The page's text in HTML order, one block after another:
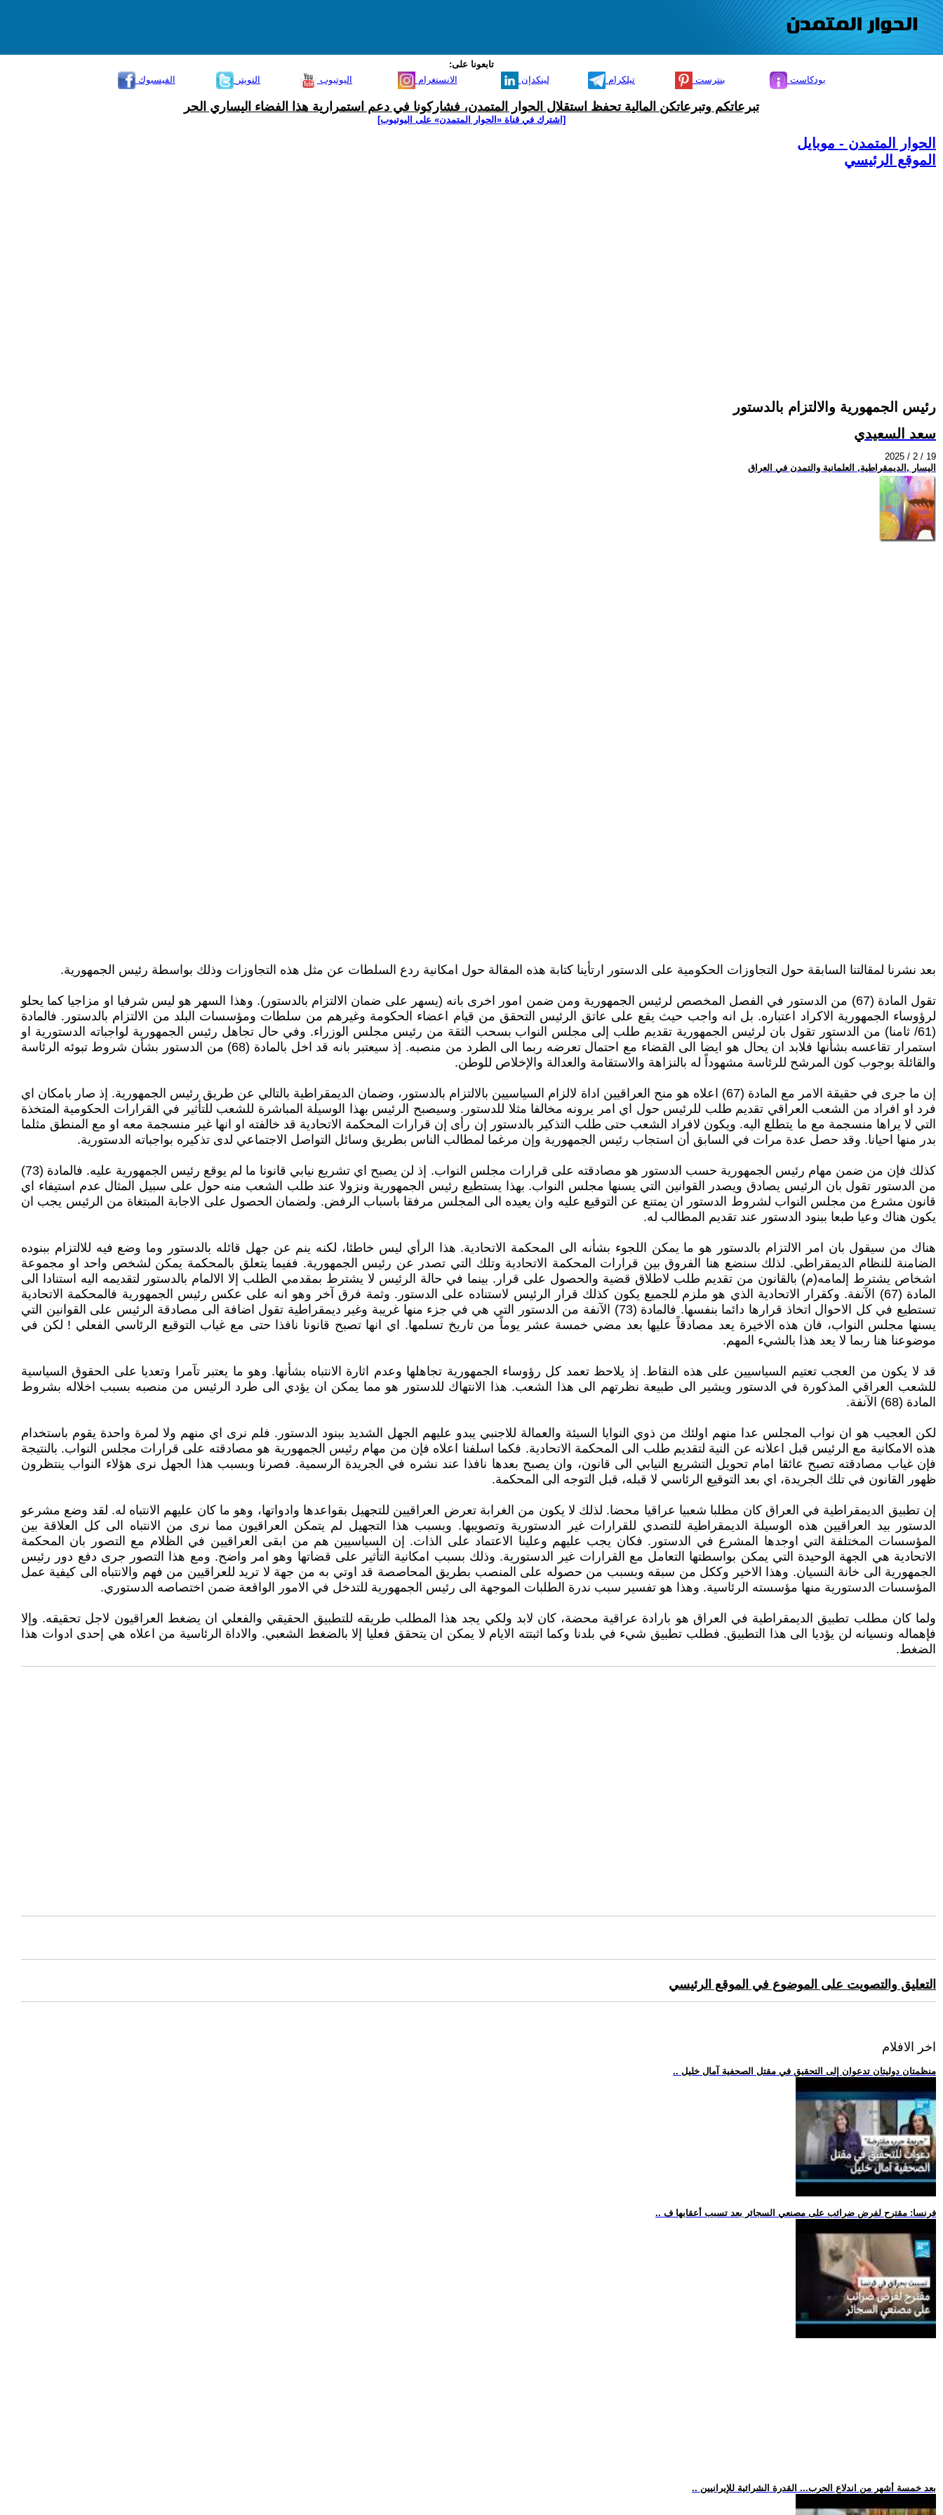
تابعونا على:
الفيسبوك
التويتر اليوتيوب الانستغرام لينكدإن تيلكرام بنترست بودكاست
تبرعاتكم وتبرعاتكن المالية تحفظ استقلال الحوار المتمدن، فشاركونا في دعم استمرارية هذا الفضاء اليساري الحر
[اشترك في قناة ‫«الحوار المتمدن» على اليوتيوب]
الحوار المتمدن - موبايل
الموقع الرئيسي
رئيس الجمهورية والالتزام بالدستور
سعد السعيدي
2025 / 2 / 19
اليسار ,الديمقراطية, العلمانية والتمدن في العراق
بعد نشرنا لمقالتنا السابقة حول التجاوزات الحكومية على الدستور ارتأينا كتابة هذه المقالة حول امكانية ردع السلطات عن مثل هذه التجاوزات وذلك بواسطة رئيس الجمهورية.
تقول المادة (67) من الدستور في الفصل المخصص لرئيس الجمهورية ومن ضمن امور اخرى بانه (يسهر على ضمان الالتزام بالدستور). وهذا السهر هو ليس شرفيا او مزاجيا كما يحلو
لرؤوساء الجمهورية الاكراد اعتباره. بل انه واجب حيث يقع على عاتق الرئيس التحقق من قيام اعضاء الحكومة وغيرهم من سلطات ومؤسسات البلد من الالتزام بالدستور. فالمادة
(61/ ثامنا) من الدستور تقول بان لرئيس الجمهورية تقديم طلب إلى مجلس النواب بسحب الثقة من رئيس مجلس الوزراء. وفي حال تجاهل رئيس الجمهورية لواجباته الدستورية او
استمرار تقاعسه بشأنها فلابد ان يحال هو ايضا الى القضاء مع احتمال تعرضه ربما الى الطرد من منصبه. إذ سيعتبر بانه قد اخل بالمادة (68) من الدستور بشأن شروط تبوئه الرئاسة
والقائلة بوجوب كون المرشح للرئاسة مشهوداً له بالنزاهة والاستقامة والعدالة والإخلاص للوطن.
إن ما جرى في حقيقة الامر مع المادة (67) اعلاه هو منح العراقيين اداة لالزام السياسيين بالالتزام بالدستور، وضمان الديمقراطية بالتالي عن طريق رئيس الجمهورية. إذ صار بامكان اي
فرد او افراد من الشعب العراقي تقديم طلب للرئيس حول اي امر يرونه مخالفا مثلا للدستور. وسيصبح الرئيس بهذا الوسيلة المباشرة للشعب للتأثير في القرارات الحكومية المتخذة
التي لا يراها منسجمة مع ما يتطلع اليه. ويكون لافراد الشعب حتى طلب التذكير بالدستور إن رأى إن قرارات المحكمة الاتحادية قد خالفته او انها غير منسجمة معه او مع المنطق مثلما
بدر منها احيانا. وقد حصل عدة مرات في السابق أن استجاب رئيس الجمهورية وإن مرغما لمطالب الناس بطريق وسائل التواصل الاجتماعي لدى تذكيره بواجباته الدستورية.
كذلك فإن من ضمن مهام رئيس الجمهورية حسب الدستور هو مصادقته على قرارات مجلس النواب. إذ لن يصبح اي تشريع نيابي قانونا ما لم يوقع رئيس الجمهورية عليه. فالمادة (73)
من الدستور تقول بان الرئيس يصادق ويصدر القوانين التي يسنها مجلس النواب. بهذا يستطيع رئيس الجمهورية ونزولا عند طلب الشعب منه حول على سبيل المثال عدم استيفاء اي
قانون مشرع من مجلس النواب لشروط الدستور ان يمتنع عن التوقيع عليه وان يعيده الى المجلس مرفقا باسباب الرفض. ولضمان الحصول على الاجابة المبتغاة من الرئيس يجب ان
يكون هناك وعيا طبعا ببنود الدستور عند تقديم المطالب له.
هناك من سيقول بان امر الالتزام بالدستور هو ما يمكن اللجوء بشأنه الى المحكمة الاتحادية. هذا الرأي ليس خاطئا، لكنه ينم عن جهل قائله بالدستور وما وضع فيه للالتزام ببنوده
الضامنة للنظام الديمقراطي. لذلك سنضع هنا الفروق بين قرارات المحكمة الاتحادية وتلك التي تصدر عن رئيس الجمهورية. ففيما يتعلق بالمحكمة يمكن لشخص واحد او مجموعة
اشخاص يشترط إلمامه(م) بالقانون من تقديم طلب لاطلاق قضية والحصول على قرار. بينما في حالة الرئيس لا يشترط بمقدمي الطلب إلا الالمام بالدستور لتقديمه اليه استنادا الى
المادة (67) الآنفة. وكقرار الاتحادية الذي هو ملزم للجميع يكون كذلك قرار الرئيس لاستناده على الدستور. وثمة فرق آخر وهو انه على عكس رئيس الجمهورية فالمحكمة الاتحادية
تستطيع في كل الاحوال اتخاذ قرارها دائما بنفسها. فالمادة (73) الآنفة من الدستور التي هي في جزء منها غريبة وغير ديمقراطية تقول اضافة الى مصادقة الرئيس على القوانين التي
يسنها مجلس النواب، فان هذه الاخيرة يعد مصادقاً عليها بعد مضي خمسة عشر يوماً من تاريخ تسلمها. اي انها تصبح قانونا نافذا حتى مع غياب التوقيع الرئاسي الفعلي ! لكن في
موضوعنا هنا ربما لا يعد هذا بالشيء المهم.
قد لا يكون من العجب تعتيم السياسيين على هذه النقاط. إذ يلاحظ تعمد كل رؤوساء الجمهورية تجاهلها وعدم اثارة الانتباه بشأنها. وهو ما يعتبر تآمرا وتعديا على الحقوق السياسية
للشعب العراقي المذكورة في الدستور ويشير الى طبيعة نظرتهم الى هذا الشعب. هذا الانتهاك للدستور هو مما يمكن ان يؤدي الى طرد الرئيس من منصبه بسبب اخلاله بشروط
المادة (68) الآنفة.
لكن العجيب هو ان نواب المجلس عدا منهم اولئك من ذوي النوايا السيئة والعمالة للاجنبي يبدو عليهم الجهل الشديد ببنود الدستور. فلم نرى اي منهم ولا لمرة واحدة يقوم باستخدام
هذه الامكانية مع الرئيس قبل اعلانه عن النية لتقديم طلب الى المحكمة الاتحادية. فكما اسلفنا اعلاه فإن من مهام رئيس الجمهورية هو مصادقته على قرارات مجلس النواب. بالنتيجة
فإن غياب مصادقته تصبح عائقا امام تحويل التشريع النيابي الى قانون، وان يصبح بعدها نافذا عند نشره في الجريدة الرسمية. فصرنا وبسبب هذا الجهل نرى هؤلاء النواب ينتظرون
ظهور القانون في تلك الجريدة، اي بعد التوقيع الرئاسي لا قبله، قبل التوجه الى المحكمة.
إن تطبيق الديمقراطية في العراق كان مطلبا شعبيا عراقيا محضا. لذلك لا يكون من الغرابة تعرض العراقيين للتجهيل بقواعدها وادواتها، وهو ما كان عليهم الانتباه له. لقد وضع مشرعو
الدستور بيد العراقيين هذه الوسيلة الديمقراطية للتصدي للقرارات غير الدستورية وتصويبها. وبسبب هذا التجهيل لم يتمكن العراقيون مما نرى من الانتباه الى كل العلاقة بين
المؤسسات المختلفة التي اوجدها المشرع في الدستور. فكان يجب عليهم وعلينا الاعتماد على الذات. إن السياسيين هم من ابقى العراقيين في الظلام مع التصور بان المحكمة
الاتحادية هي الجهة الوحيدة التي يمكن بواسطتها التعامل مع القرارات غير الدستورية. وذلك بسبب امكانية التأثير على قضاتها وهو امر واضح. ومع هذا التصور جرى دفع دور رئيس
الجمهورية الى خانة النسيان. وهذا الاخير وككل من سبقه وبسبب من حصوله على المنصب بطريق المحاصصة قد اوتي به من جهة لا تريد للعراقيين من فهم والانتباه الى كيفية عمل
المؤسسات الدستورية منها مؤسسته الرئاسية. وهذا هو تفسير سبب ندرة الطلبات الموجهة الى رئيس الجمهورية للتدخل في الامور الواقعة ضمن اختصاصه الدستوري.
ولما كان مطلب تطبيق الديمقراطية في العراق هو بارادة عراقية محضة، كان لابد ولكي يجد هذا المطلب طريقه للتطبيق الحقيقي والفعلي ان يضغط العراقيون لاجل تحقيقه. وإلا
فإهماله ونسيانه لن يؤديا الى هذا التطبيق. فطلب تطبيق شيء في بلدنا وكما اثبتته الايام لا يمكن ان يتحقق فعليا إلا بالضغط الشعبي. والاداة الرئاسية من اعلاه هي إحدى ادوات هذا
الضغط.
التعليق والتصويت على الموضوع في الموقع الرئيسي
اخر الافلام
.. منظمتان دوليتان تدعوان إلى التحقيق في مقتل الصحفية آمال خليل
.. فرنسا: مقترح لفرض ضرائب على مصنعي السجائر بعد تسبب أعقابها ف
.. بعد خمسة أشهر من اندلاع الحرب... القدرة الشرائية للإيرانيين